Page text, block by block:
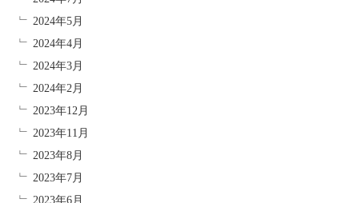
2024年5月
2024年4月
2024年3月
2024年2月
2023年12月
2023年11月
2023年8月
2023年7月
2023年6月